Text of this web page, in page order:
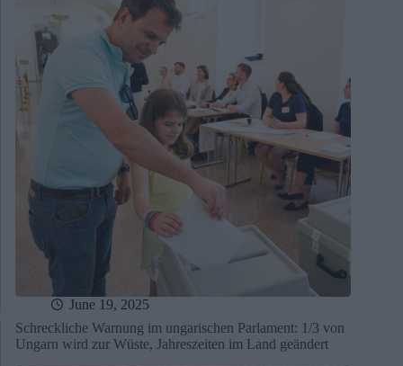
June 19, 2025
Schreckliche Warnung im ungarischen Parlament: 1/3 von
Ungarn wird zur Wüste, Jahreszeiten im Land geändert